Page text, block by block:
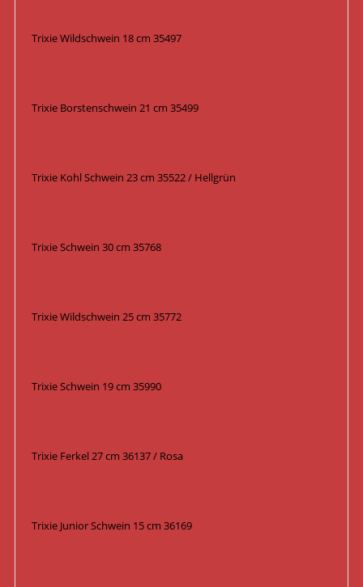
Trixie Wildschwein 18 cm 35497
Trixie Borstenschwein 21 cm 35499
Trixie Kohl Schwein 23 cm 35522 / Hellgrün
Trixie Schwein 30 cm 35768
Trixie Wildschwein 25 cm 35772
Trixie Schwein 19 cm 35990
Trixie Ferkel 27 cm 36137 / Rosa
Trixie Junior Schwein 15 cm 36169